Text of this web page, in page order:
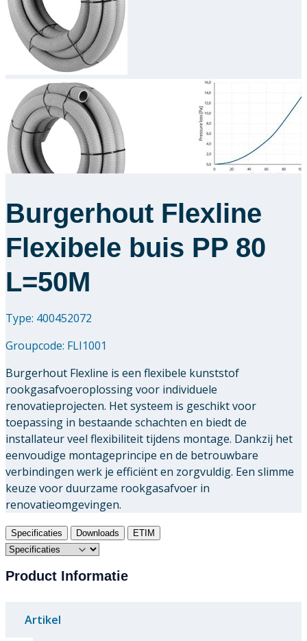
Oplossingen
Downloads
Academy
Over ons
Contact
Burgerhout Flexline
Flexibele buis PP 80
L=50M
Type: 400452072
Groupcode: FLI1001
Burgerhout Flexline is een flexibele kunststof
rookgasafvoeroplossing voor individuele
renovatieprojecten. Het systeem is geschikt voor
toepassing in bestaande schachten en biedt de
installateur veel flexibiliteit tijdens montage. Dankzij het
eenvoudige montageprincipe en de betrouwbare
verbindingen werk je efficiënt en zorgvuldig. Een slimme
keuze voor duurzame rookgasafvoer in
renovatieomgevingen.
Specificaties Downloads ETIM
Product Informatie
Artikel